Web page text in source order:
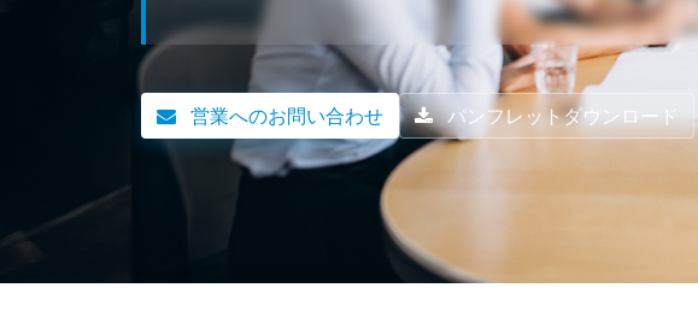
営業へのお問い合わせ パンフレットダウンロード